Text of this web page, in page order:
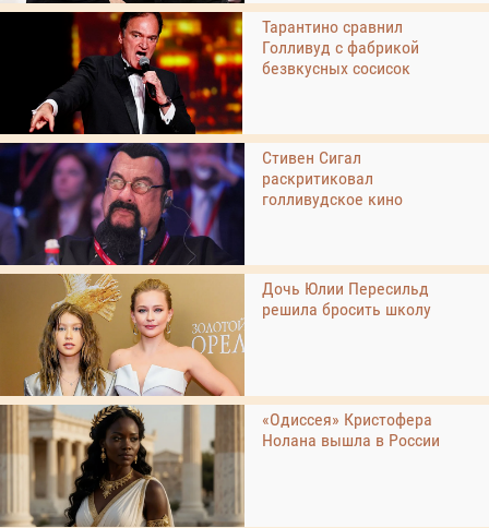
Тарантино сравнил
Голливуд с фабрикой
безвкусных сосисок
Стивен Сигал
раскритиковал
голливудское кино
Дочь Юлии Пересильд
решила бросить школу
«Одиссея» Кристофера
Нолана вышла в России